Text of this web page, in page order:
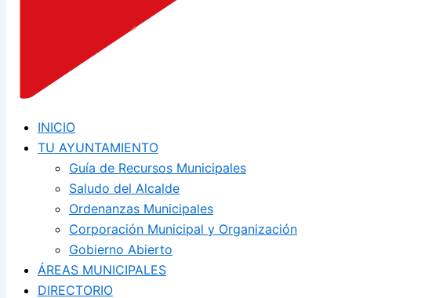
INICIO
TU AYUNTAMIENTO
Guía de Recursos Municipales
Saludo del Alcalde
Ordenanzas Municipales
Corporación Municipal y Organización
Gobierno Abierto
ÁREAS MUNICIPALES
DIRECTORIO